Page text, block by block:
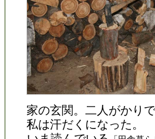
家の玄関。二人がかりで
私は汗だくになった。